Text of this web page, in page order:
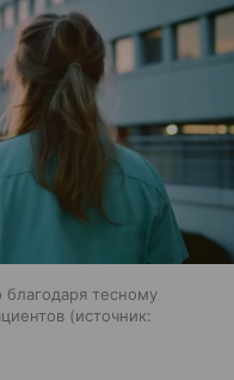
благодаря тесному
источник: